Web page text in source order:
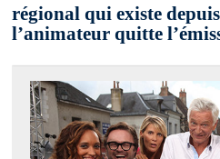
régional qui existe
l’animateur quitte